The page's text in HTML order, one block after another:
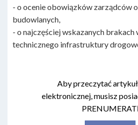
- o ocenie obowiązków zarządców
budowlanych,
- o najczęściej wskazanych brakach
technicznego infrastruktury
Aby przeczytać
elektronicznej, musisz